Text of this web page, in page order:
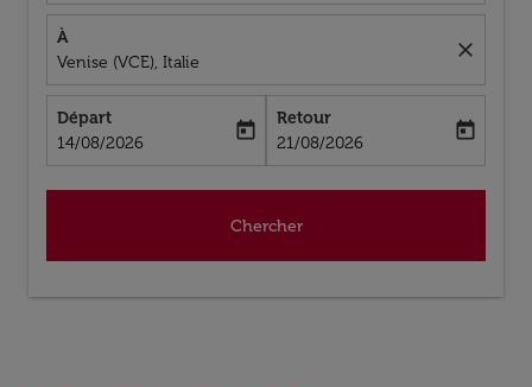
À
Venise (VCE), Italie
close
Départ
fc-booking-departure-date-aria-label
14/08/2026
today
Retour
fc-booking-return-date-aria-label
21/08/2026
today
Chercher